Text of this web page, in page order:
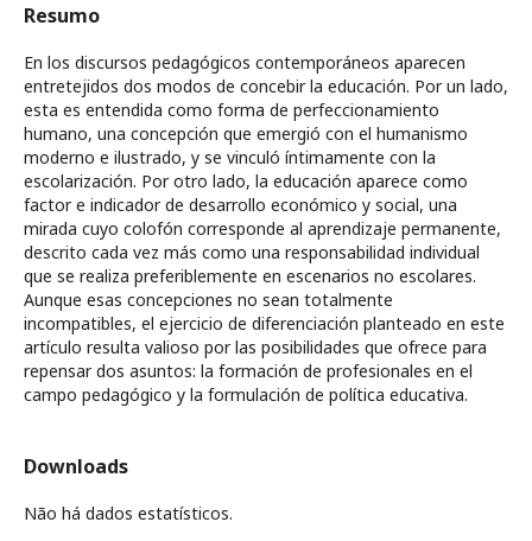
Resumo
En los discursos pedagógicos contemporáneos aparecen
entretejidos dos modos de concebir la educación. Por un lado,
esta es entendida como forma de perfeccionamiento
humano, una concepción que emergió con el humanismo
moderno e ilustrado, y se vinculó íntimamente con la
escolarización. Por otro lado, la educación aparece como
factor e indicador de desarrollo económico y social, una
mirada cuyo colofón corresponde al aprendizaje permanente,
descrito cada vez más como una responsabilidad individual
que se realiza preferiblemente en escenarios no escolares.
Aunque esas concepciones no sean totalmente
incompatibles, el ejercicio de diferenciación planteado en este
artículo resulta valioso por las posibilidades que ofrece para
repensar dos asuntos: la formación de profesionales en el
campo pedagógico y la formulación de política educativa.
Downloads
Não há dados estatísticos.